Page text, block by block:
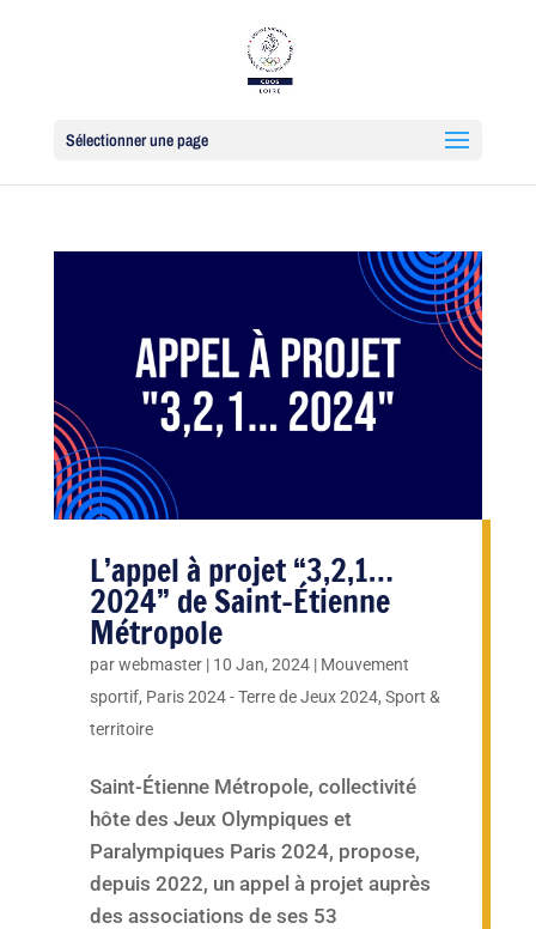
Sélectionner une page
L’appel à projet “3,2,1…
2024” de Saint-Étienne
Métropole
parwebmaster| 10 Jan, 2024| Mouvement
sportif, Paris 2024 - Terre de Jeux 2024, Sport &
territoire
Saint-Étienne Métropole, collectivité
hôte des Jeux Olympiques et
Paralympiques Paris 2024, propose,
depuis 2022, un appel à projet auprès
des associations de ses 53